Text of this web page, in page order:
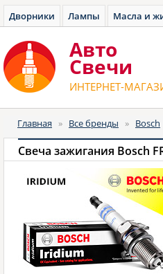
Дворники Лампы Масла и
Авто
Cвечи
ИНТЕРНЕТ-
Главная » Все бренды » Bosch
Свеча зажигания Bosch